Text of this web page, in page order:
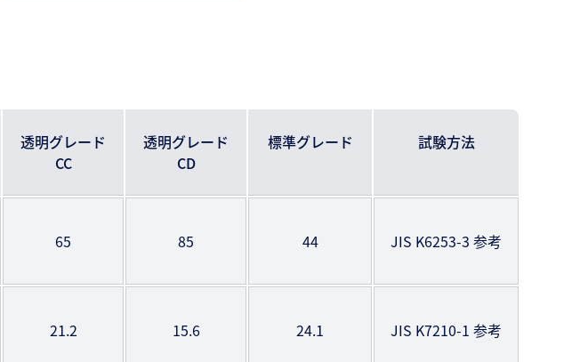
透明グレード
CC
透明グレード
CD
標準グレード 試験方法
65 85 44 JIS K6253-3 参考
21.2 15.6 24.1 JIS K7210-1 参考